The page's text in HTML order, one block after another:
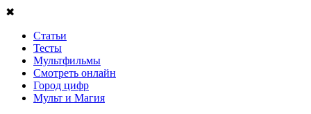
✖
Статьи
Тесты
Мультфильмы
Смотреть онлайн
Город цифр
Мульт и Магия